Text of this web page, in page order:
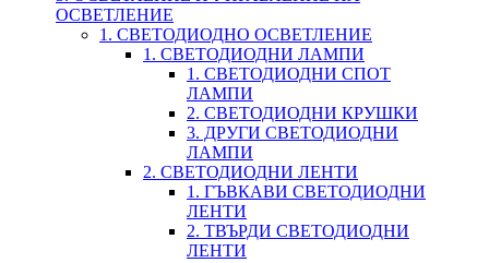
ОСВЕТЛЕНИЕ
1. СВЕТОДИОДНО ОСВЕТЛЕНИЕ
1. СВЕТОДИОДНИ ЛАМПИ
1. СВЕТОДИОДНИ СПОТ
ЛАМПИ
2. СВЕТОДИОДНИ КРУШКИ
3. ДРУГИ СВЕТОДИОДНИ
ЛАМПИ
2. СВЕТОДИОДНИ ЛЕНТИ
1. ГЪВКАВИ СВЕТОДИОДНИ
ЛЕНТИ
2. ТВЪРДИ СВЕТОДИОДНИ
ЛЕНТИ